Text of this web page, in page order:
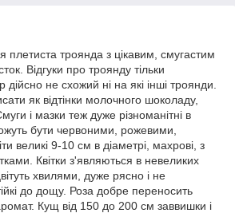
троянда з цікавим, смугастим
Відгуки про троянду тільки
дійсно не схожий ні на які інші троянди.
як відтінки молочного шоколаду,
і мазки теж дуже різноманітні в
бути червоними, рожевими,
великі 9-10 см в діаметрі, махрові, з
Квітки з'являються в невеликих
хвилями, дуже рясно і не
до дощу. Роза добре переносить
Кущ від 150 до 200 см заввишки і